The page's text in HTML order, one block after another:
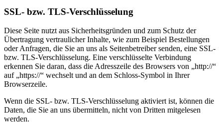
SSL- bzw. TLS-Verschlüsselung
Diese Seite nutzt aus Sicherheitsgründen und zum Schutz der
Übertragung vertraulicher Inhalte, wie zum Beispiel Bestellungen
oder Anfragen, die Sie an uns als Seitenbetreiber senden, eine SSL-
bzw. TLS-Verschlüsselung. Eine verschlüsselte Verbindung
erkennen Sie daran, dass die Adresszeile des Browsers von „http://“
auf „https://“ wechselt und an dem Schloss-Symbol in Ihrer
Browserzeile.
Wenn die SSL- bzw. TLS-Verschlüsselung aktiviert ist, können die
Daten, die Sie an uns übermitteln, nicht von Dritten mitgelesen
werden.